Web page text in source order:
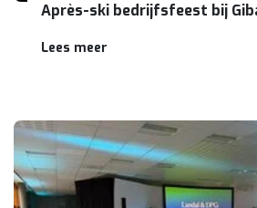
Après-ski bedrijfsfeest bij
Lees meer